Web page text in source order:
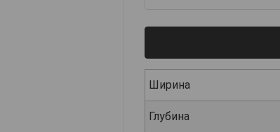
Ширина
Глубина